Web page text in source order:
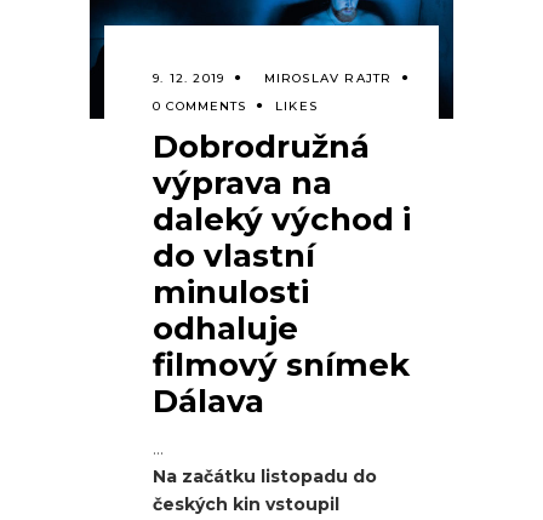
9. 12. 2019
MIROSLAV RAJTR
0 COMMENTS
LIKES
Dobrodružná
výprava na
daleký východ i
do vlastní
minulosti
odhaluje
filmový snímek
Dálava
Na začátku listopadu do
českých kin vstoupil